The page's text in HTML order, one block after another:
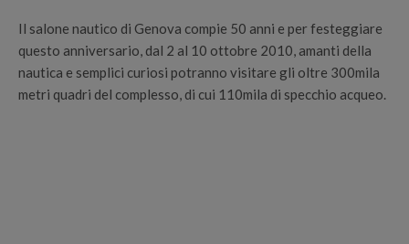
Il salone nautico di Genova compie 50 anni e per festeggiare
questo anniversario, dal 2 al 10 ottobre 2010, amanti della
nautica e semplici curiosi potranno visitare gli oltre 300mila
metri quadri del complesso, di cui 110mila di specchio acqueo.